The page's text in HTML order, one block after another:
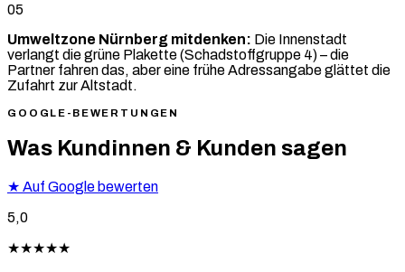
05
Umweltzone Nürnberg mitdenken: Die Innenstadt
verlangt die grüne Plakette (Schadstoffgruppe 4) – die
Partner fahren das, aber eine frühe Adressangabe glättet die
Zufahrt zur Altstadt.
GOOGLE-BEWERTUNGEN
Was Kundinnen & Kunden sagen
★ Auf Google bewerten
5,0
★★★★★